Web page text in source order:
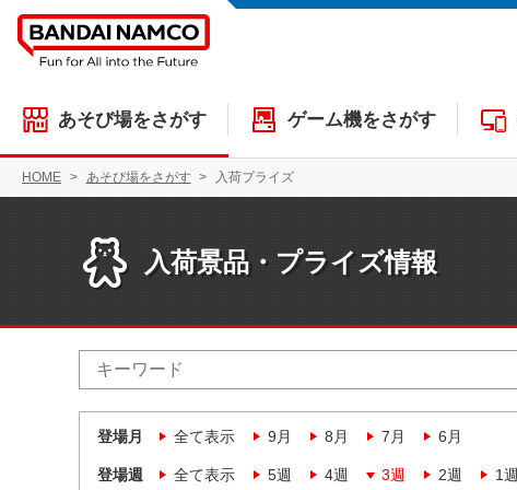
あそび場をさがす ゲーム機をさがす
HOME あそび場をさがす 入荷プライズ
入荷景品・プライズ情報
登場月 全て表示 9月 8月 7月 6月
登場週 全て表示 5週 4週 3週 2週 1週